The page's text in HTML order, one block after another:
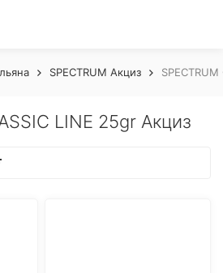
SPECTRUM Акциз
LINE 25gr Акциз